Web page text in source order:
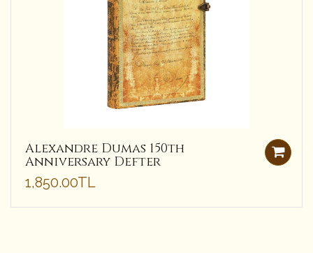
Alexandre Dumas 150th
Anniversary Defter
1,850.00TL